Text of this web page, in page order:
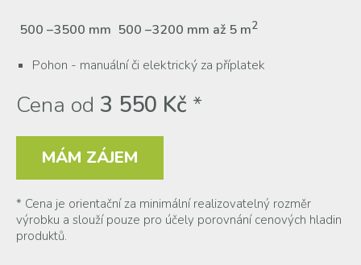
500 –3500 mm 500 –3200 mm až 5 m2
Pohon - manuální či elektrický za příplatek
Cena od 3 550 Kč *
MÁM ZÁJEM
* Cena je orientační za minimální realizovatelný rozměr
výrobku a slouží pouze pro účely porovnání cenových hladin
produktů.